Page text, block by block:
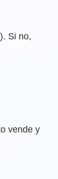
). Si no,
vende y